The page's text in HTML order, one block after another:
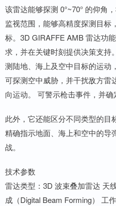
该雷达能够探测 0°~70° 的仰角
监视范围，能够高精度探测目标
标。3D GIRAFFE AMB 雷达功
求，并在关键时刻提供决策支持
测陆地、海上及空中目标的运动
可探测空中威胁，并干扰敌方雷
向运动。 可警示枪击事件，并确
此外，它还能区分不同类型的目
精确指示地面、海上和空中的导
战。
技术参数
雷达类型：3D 波束叠加雷达 天
成（Digital Beam Forming） 工